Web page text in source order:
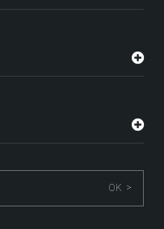
OK >